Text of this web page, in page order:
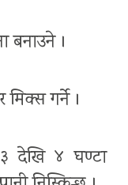
बनाउने ।
गर्ने ।
देखि ४ घण्टा